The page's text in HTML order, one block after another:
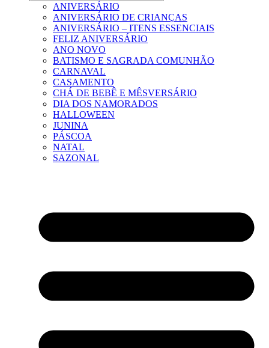
ANIVERSÁRIO
ANIVERSÁRIO DE CRIANÇAS
ANIVERSÁRIO – ITENS ESSENCIAIS
FELIZ ANIVERSÁRIO
ANO NOVO
BATISMO E SAGRADA COMUNHÃO
CARNAVAL
CASAMENTO
CHÁ DE BEBÊ E MÊSVERSÁRIO
DIA DOS NAMORADOS
HALLOWEEN
JUNINA
PÁSCOA
NATAL
SAZONAL